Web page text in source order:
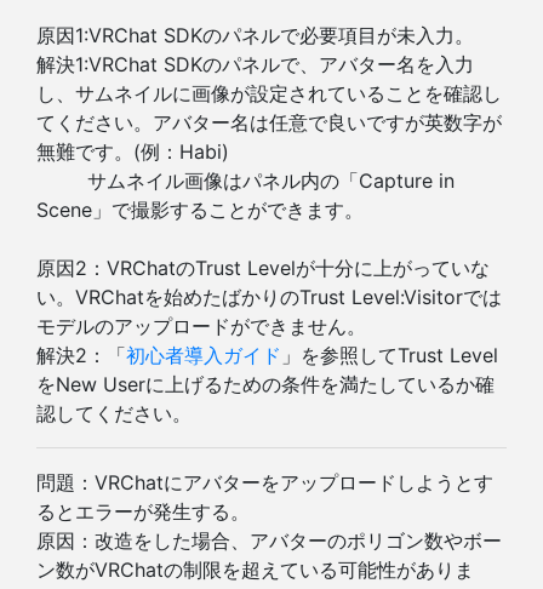
原因1:VRChat SDKのパネルで必要項目が未入力。
解決1:VRChat SDKのパネルで、アバター名を入力
し、サムネイルに画像が設定されていることを確認し
てください。アバター名は任意で良いですが英数字が
無難です。(例：Habi)
サムネイル画像はパネル内の「Capture in
Scene」で撮影することができます。
原因2：VRChatのTrust Levelが十分に上がっていな
い。VRChatを始めたばかりのTrust Level:Visitorでは
モデルのアップロードができません。
解決2：「初心者導入ガイド 」を参照してTrust Level
をNew Userに上げるための条件を満たしているか確
認してください。
問題：VRChatにアバターをアップロードしようとす
るとエラーが発生する。
原因：改造をした場合、アバターのポリゴン数やボー
ン数がVRChatの制限を超えている可能性がありま